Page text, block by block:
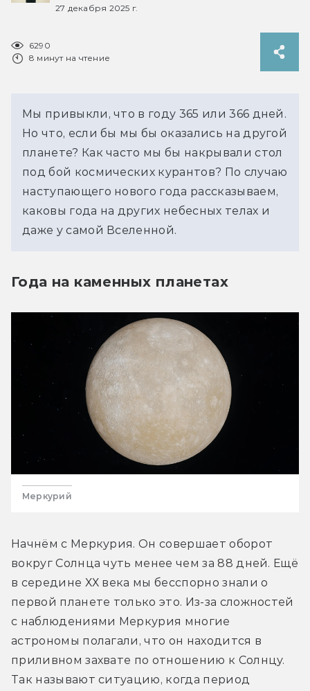
27 декабря 2025 г.
6290
8 минут на чтение
Мы привыкли, что в году 365 или 366 дней.
Но что, если бы мы бы оказались на другой
планете? Как часто мы бы накрывали стол
под бой космических курантов? По случаю
наступающего нового года рассказываем,
каковы года на других небесных телах и
даже у самой Вселенной.
Года на каменных планетах
Меркурий
Начнём с Меркурия. Он совершает оборот
вокруг Солнца чуть менее чем за 88 дней. Ещё
в середине ХХ века мы бесспорно знали о
первой планете только это. Из-за сложностей
с наблюдениями Меркурия многие
астрономы полагали, что он находится в
приливном захвате по отношению к Солнцу.
Так называют ситуацию, когда период